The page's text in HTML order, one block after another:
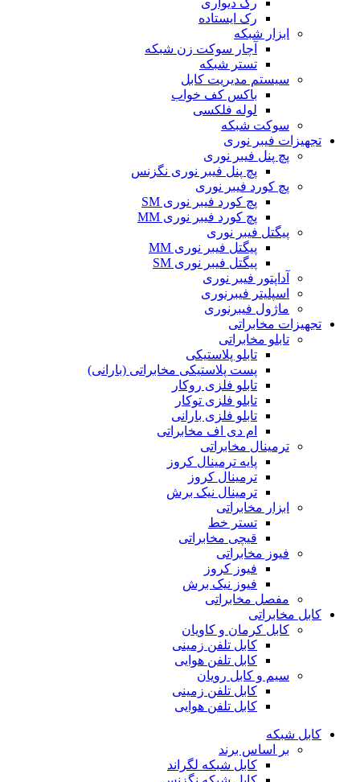
رک دیواری
رک ایستاده
ابزار شبکه
آچار سوکت زن شبکه
تستر شبکه
سیستم مدیریت کابل
باکس کف خواب
لوله فلکسی
سوکت شبکه
تجهیزات فیبر نوری
پچ پنل فیبر نوری
پچ پنل فیبر نوری نگزنس
پچ کورد فیبر نوری
پچ کورد فیبر نوری SM
پچ کورد فیبر نوری MM
پیگتل فیبر نوری
پیگتل فیبر نوری MM
پیگتل فیبر نوری SM
آداپتور فیبر نوری
اسپلیتر فیبرنوری
ماژول فیبرنوری
تجهیزات مخابراتی
تابلو مخابراتی
تابلو پلاستیکی
پست پلاستیکی مخابراتی (بارانی)
تابلو فلزی روکار
تابلو فلزی توکار
تابلو فلزی بارانی
ام دی اف مخابراتی
ترمینال مخابراتی
پایه ترمینال کروز
ترمینال کروز
ترمینال نیک برش
ابزار مخابراتی
تستر خط
قیچی مخابراتی
فیوز مخابراتی
فیوز کروز
فیوز نیک برش
مفصل مخابراتی
کابل مخابراتی
کابل کرمان و کاویان
کابل تلفن زمینی
کابل تلفن هوایی
سیم و کابل رویان
کابل تلفن زمینی
کابل تلفن هوایی
کابل شبکه
بر اساس برند
کابل شبکه لگراند